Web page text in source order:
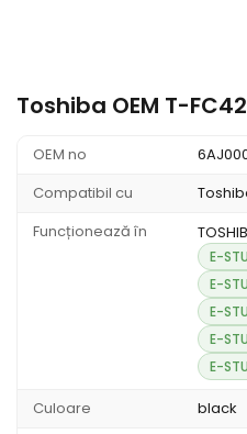
Toshiba OEM T-
OEM no
Compatibil cu
Funcționează în
E-
E-
E-
E-
E-
Culoare
black